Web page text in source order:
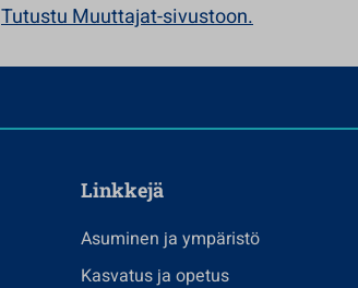
Tutustu Muuttajat-sivustoon.
Linkkejä
Asuminen ja ympäristö
Kasvatus ja opetus